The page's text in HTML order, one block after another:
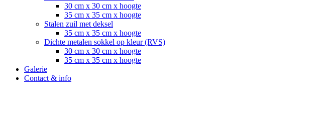
30 cm x 30 cm x hoogte
35 cm x 35 cm x hoogte
Stalen zuil met deksel
35 cm x 35 cm x hoogte
Dichte metalen sokkel op kleur (RVS)
30 cm x 30 cm x hoogte
35 cm x 35 cm x hoogte
Galerie
Contact & info